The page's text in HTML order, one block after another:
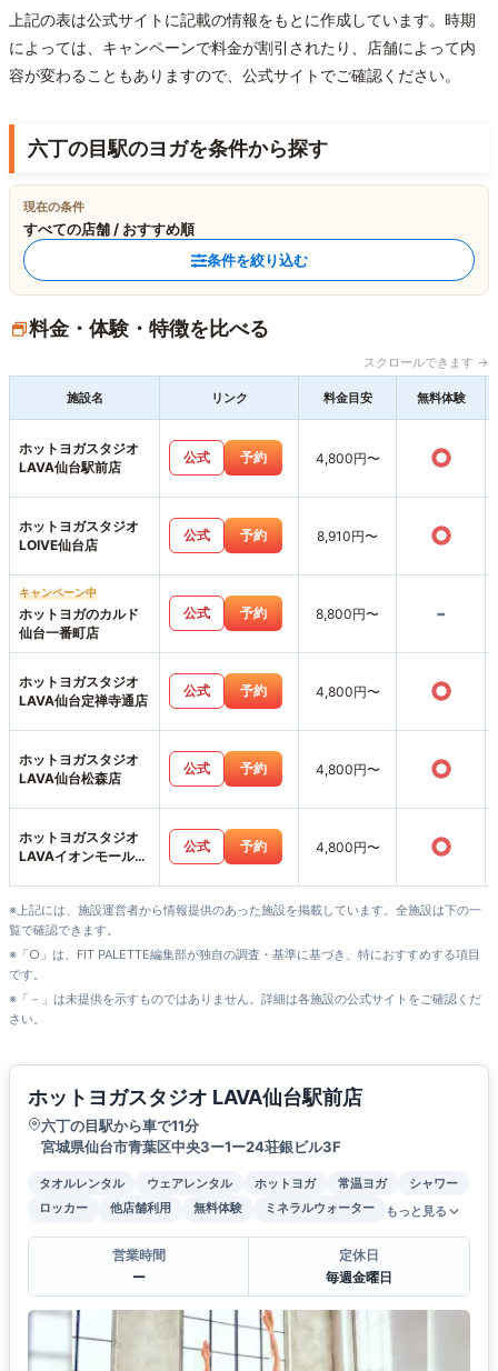
上記の表は公式サイトに記載の情報をもとに作成しています。時期
によっては、キャンペーンで料金が割引されたり、店舗によって内
容が変わることもありますので、公式サイトでご確認ください。
六丁の目駅のヨガを条件から探す
現在の条件
すべての店舗 / おすすめ順
条件を絞り込む
料金・体験・特徴を比べる
スクロールできます →
施設名 リンク 料金目安 無料体験
ホットヨガスタジオ
LAVA仙台駅前店
公式 予約 4,800円〜 ○
ホットヨガスタジオ
LOIVE仙台店
公式 予約 8,910円〜 ○
キャンペーン中
ホットヨガのカルド
仙台一番町店
公式 予約 8,800円〜 -
ホットヨガスタジオ
LAVA仙台定禅寺通店
公式 予約 4,800円〜 ○
ホットヨガスタジオ
LAVA仙台松森店
公式 予約 4,800円〜 ○
ホットヨガスタジオ
LAVAイオンモール新
公式 予約 4,800円〜 ○
※上記には、施設運営者から情報提供のあった施設を掲載しています。全施設は下の一
覧で確認できます。
※「○」は、FIT PALETTE編集部が独自の調査・基準に基づき、特におすすめする項目
です。
※「－」は未提供を示すものではありません。詳細は各施設の公式サイトをご確認くだ
さい。
ホットヨガスタジオ LAVA仙台駅前店
六丁の目駅から車で11分
宮城県仙台市青葉区中央3ー1ー24荘銀ビル3F
タオルレンタル ウェアレンタル ホットヨガ 常温ヨガ
シャワー
ロッカー
他店舗利用 無料体験 ミネラルウォーター もっと見る
営業時間
ー
定休日
毎週金曜日